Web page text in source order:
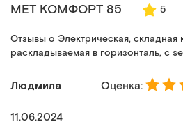
MET КОМФОРТ 85 5
Отзывы о Электрическая, складная
раскладываемая в горизонталь, с
Людмила Оценка:
11.06.2024